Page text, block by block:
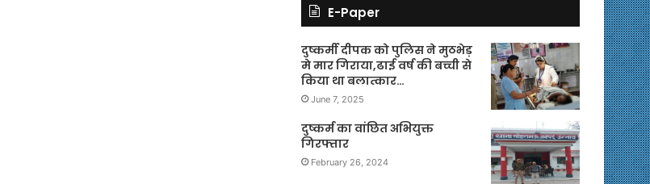
E-Paper
दुष्कर्मी दीपक को पुलिस ने मुठभेड़
मे मार गिराया,ढाई वर्ष की बच्ची से
किया था बलात्कार…
June 7, 2025
दुष्कर्म का वांछित अभियुक्त
गिरफ्तार
February 26, 2024